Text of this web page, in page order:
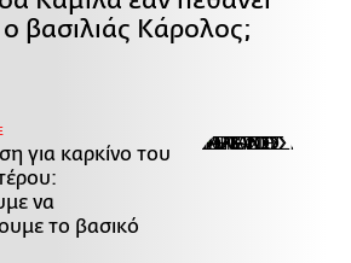
βασιλιάς Κάρολος;
για καρκίνο του
να
το βασικό